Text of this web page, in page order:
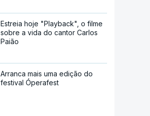
Estreia hoje "Playback", o filme
sobre a vida do cantor Carlos
Paião
Arranca mais uma edição do
festival Óperafest